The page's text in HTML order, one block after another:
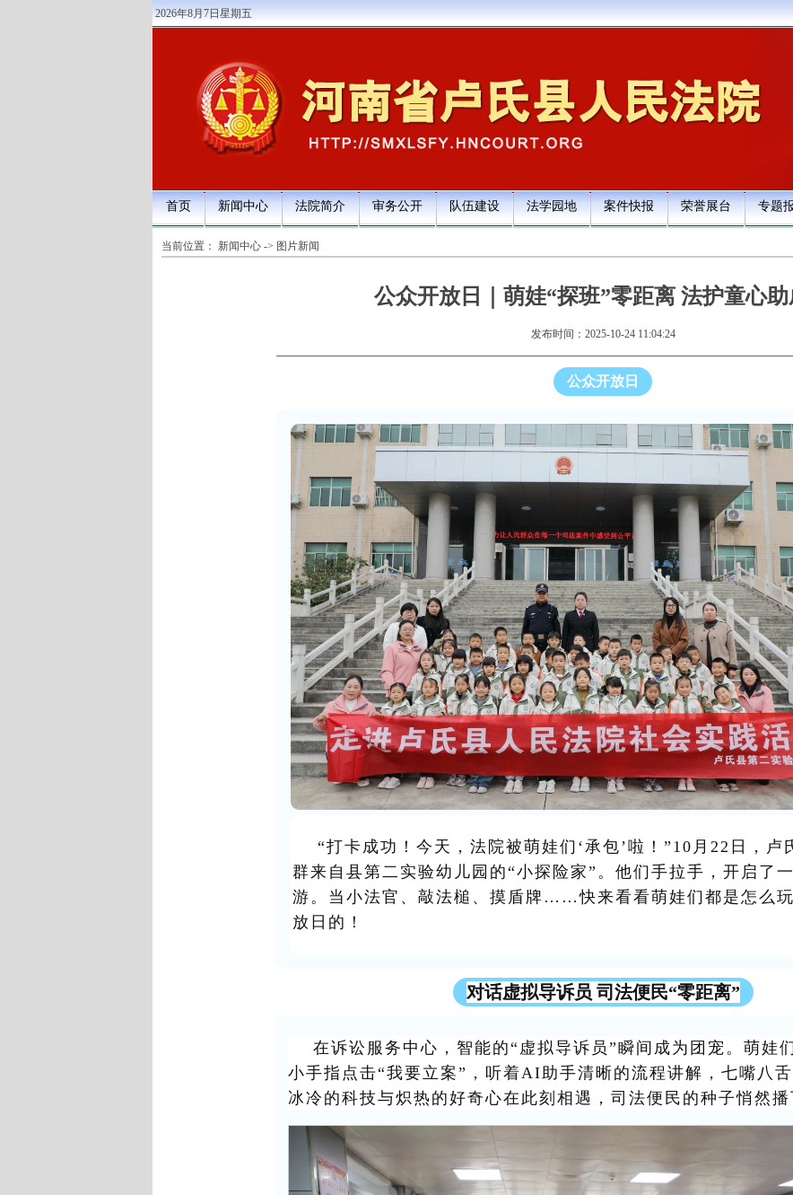
2026年8月7日星期五
首页 新闻中心 法院简介 审务公开 队伍建设 法学园地 案件快报 荣誉展台 专题
当前位置： 新闻中心 -> 图片新闻
公众开放日｜萌娃“探班”零距离 法护童心助
发布时间：2025-10-24 11:04:24
公众开放日
“打卡成功！今天，法院被萌娃们‘承包’啦！” 10月22日， 卢
群来自 县第二实验幼儿园的“小探险家”。他们手拉手，开启了
游。当小法官、敲法槌、摸盾牌……快来看看萌娃们都是怎么
放日的！
对话虚拟导诉员 司法便民“零距离”
在诉讼服务中心，智能的“虚拟导诉员”瞬间成为团宠。萌娃
小手指点击“我要立案”，听着AI助手清晰的流程讲解，七嘴八舌
冰冷的科技与炽热的好奇心在此刻相遇，司法便民的种子悄然播